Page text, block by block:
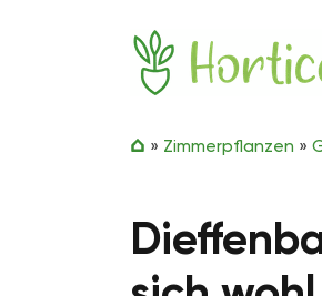
» Zimmerpflanzen »